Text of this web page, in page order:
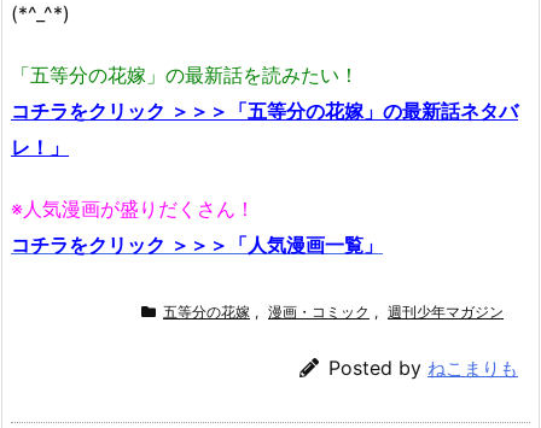
(*^_^*)
「五等分の花嫁」の最新話を読みたい！
コチラをクリック ＞＞＞「五等分の花嫁」の最新話ネタバ
レ！」
※人気漫画が盛りだくさん！
コチラをクリック ＞＞＞「人気漫画一覧」
五等分の花嫁 , 漫画・コミック , 週刊少年マガジン
Posted by ねこまりも